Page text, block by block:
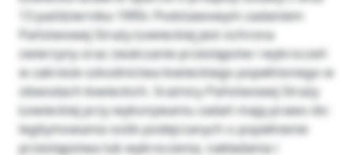
13 października 1995r. Podstawowym zadaniem
Państwowej Straży Łowieckiej jest ochrona
zwierzyny oraz zwalczanie przestępstw i wykroczeń
w zakresie szkodnictwa łowieckiego popełnionego w
obwodach łowieckich. Srażnicy Państwowej Straży
Łowieckiej przy wykonywaniu zadań mają prawo do:
legitymowania osób podejrzanych o popełnienie
przestępstwa lub wykroczenia, nakładania i